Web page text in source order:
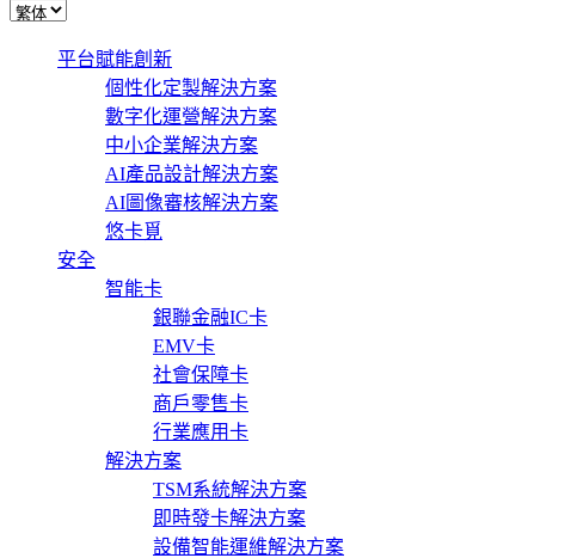
平台賦能創新
個性化定製解決方案
數字化運營解決方案
中小企業解決方案
AI產品設計解決方案
AI圖像審核解決方案
悠卡覓
安全
智能卡
銀聯金融IC卡
EMV卡
社會保障卡
商戶零售卡
行業應用卡
解決方案
TSM系統解決方案
即時發卡解決方案
設備智能運維解決方案